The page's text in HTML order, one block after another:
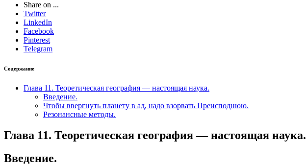
Share on ...
Twitter
LinkedIn
Facebook
Pinterest
Telegram
Содержание
Глава 11. Теоретическая география — настоящая наука.
Введение.
Чтобы ввергнуть планету в ад, надо взорвать Преисподнюю.
Резонансные методы.
Глава 11. Теоретическая география — настоящая наука.
Введение.